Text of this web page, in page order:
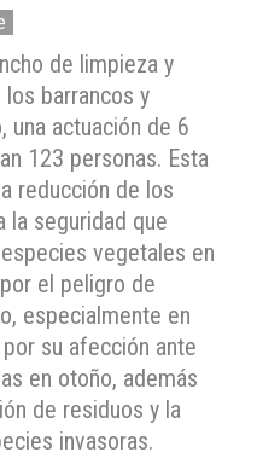
de limpieza y
barrancos y
una actuación de 6
123 personas. Esta
reducción de los
la seguridad que
vegetales en
el peligro de
especialmente en
su afección ante
en otoño, además
de residuos y la
invasoras.